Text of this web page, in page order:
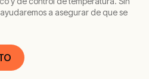
a asegurar de que se